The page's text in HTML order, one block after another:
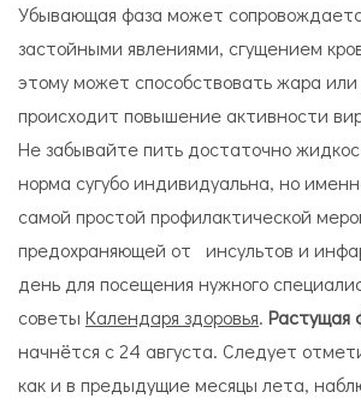
Убывающая фаза может
застойными явлениями, сгущением
этому может способствовать жара
происходит повышение активности
Не забывайте пить достаточно
норма сугубо индивидуальна, но
самой простой профилактической
предохраняющей от инсультов и
день для посещения нужного
советы Календаря здоровья. Растущая
начнётся с 24 августа. Следует
как и в предыдущие месяцы лета,